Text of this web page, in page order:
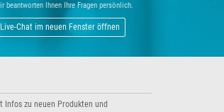
beantworten Ihnen Ihre Fragen persönlich.
Live-Chat im neuen Fenster öffnen
Infos zu neuen Produkten und